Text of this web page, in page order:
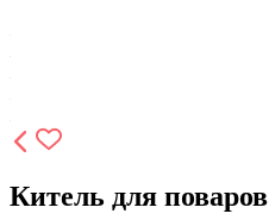
Китель для поваров